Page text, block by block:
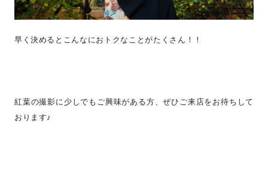
早く決めるとこんなにおトクなことがたくさん！！
紅葉の撮影に少しでもご興味がある方、ぜひご来店をお待ちして
おります♪